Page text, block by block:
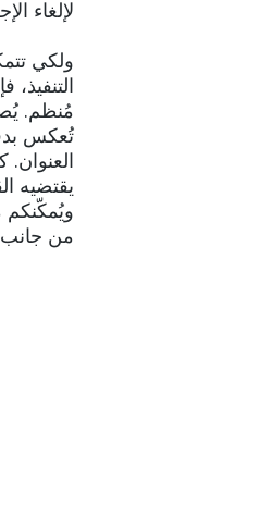
لإلغاء
ولكي
مُنظم.
تُعكس
يقتضيه
من